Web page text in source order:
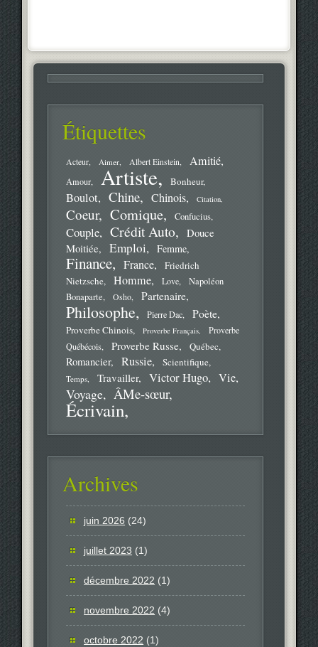
Étiquettes
Acteur Aimer Albert Einstein Amitié
Amour Artiste Bonheur
Boulot Chine Chinois Citation
Coeur Comique Confucius
Couple Crédit Auto
Douce
Moitiée
Emploi Femme
Finance France
Friedrich
Nietzsche
Homme Love
Napoléon
Bonaparte
Osho Partenaire
Philosophe Pierre Dac Poète
Proverbe Chinois Proverbe Français
Proverbe
Québécois
Proverbe Russe Québec
Romancier Russie Scientifique
Temps Travailler Victor Hugo Vie
Voyage ÂMe-sœur
Écrivain
Archives
juin 2026 (24)
juillet 2023 (1)
décembre 2022 (1)
novembre 2022 (4)
octobre 2022 (1)